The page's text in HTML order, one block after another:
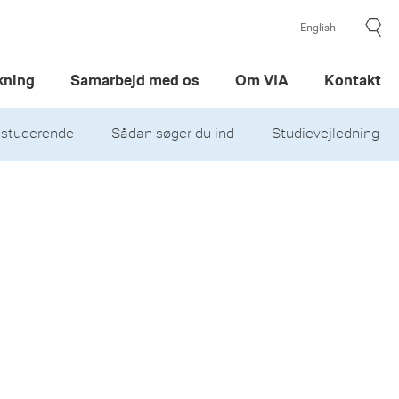
English
Sådan søger du ind Studievejledning
Samarbejd med os Om VIA Kontakt